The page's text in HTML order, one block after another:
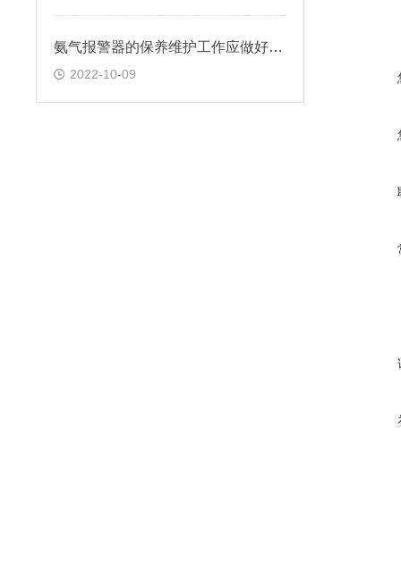
氨气报警器的保养维护工作应做好以下几个方面
2022-10-09